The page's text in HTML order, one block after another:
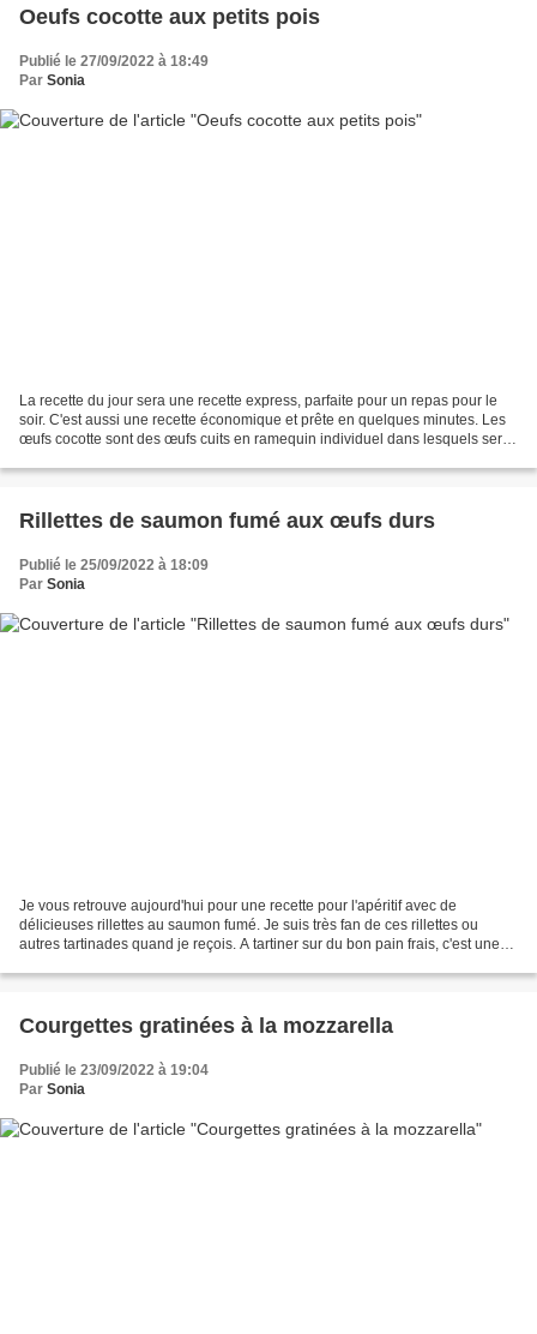
Oeufs cocotte aux petits pois
Publié le 27/09/2022 à 18:49
Par Sonia
La recette du jour sera une recette express, parfaite pour un repas pour le
soir. C'est aussi une recette économique et prête en quelques minutes. Les
œufs cocotte sont des œufs cuits en ramequin individuel dans lesquels sera
Rillettes de saumon fumé aux œufs durs
Publié le 25/09/2022 à 18:09
Par Sonia
Je vous retrouve aujourd'hui pour une recette pour l'apéritif avec de
délicieuses rillettes au saumon fumé. Je suis très fan de ces rillettes ou
autres tartinades quand je reçois. A tartiner sur du bon pain frais, c'est une
Courgettes gratinées à la mozzarella
Publié le 23/09/2022 à 19:04
Par Sonia